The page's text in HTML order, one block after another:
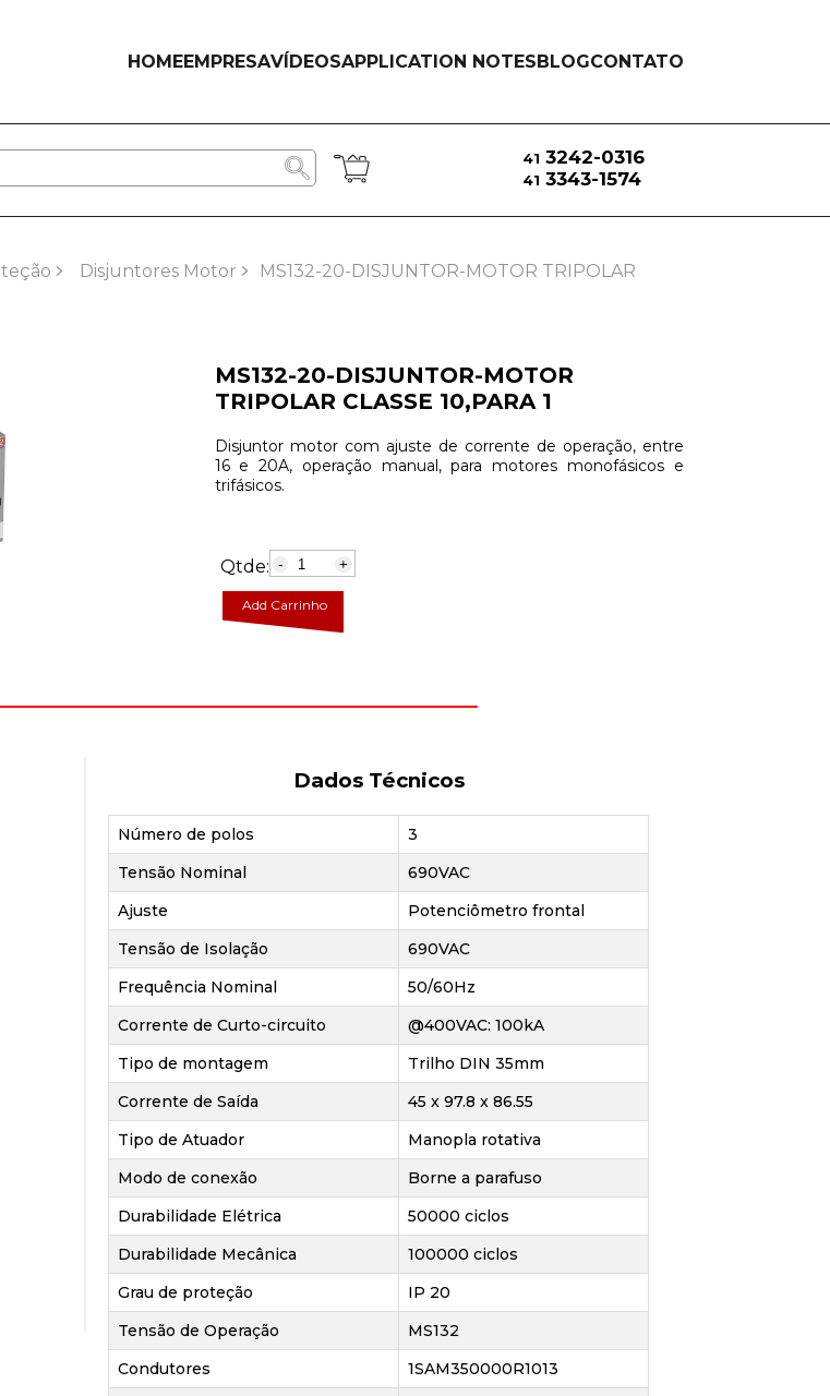
HOMEEMPRESAVÍDEOSAPPLICATION NOTESBLOGCONTATO
41 3242-0316
41 3343-1574
Disjuntores Motor
MS132-20-DISJUNTOR-MOTOR TRIPOLAR
MS132-20-DISJUNTOR-MOTOR
TRIPOLAR CLASSE 10,PARA 1
Disjuntor motor com ajuste de corrente de operação, entre
16 e 20A, operação manual, para motores monofásicos e
trifásicos.
Qtde: - +
Add Carrinho
Dados Técnicos
Número de polos
3
Tensão Nominal
690VAC
Ajuste
Potenciômetro frontal
Tensão de Isolação
690VAC
Frequência Nominal
50/60Hz
Corrente de Curto-circuito
@400VAC: 100kA
Tipo de montagem
Trilho DIN 35mm
Corrente de Saída
45 x 97.8 x 86.55
Tipo de Atuador
Manopla rotativa
Modo de conexão
Borne a parafuso
Durabilidade Elétrica
50000 ciclos
Durabilidade Mecânica
100000 ciclos
Grau de proteção
IP 20
Tensão de Operação
MS132
Condutores
1SAM350000R1013